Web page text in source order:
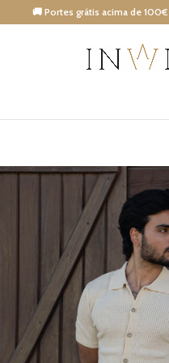
🚚 Portes grátis acima de